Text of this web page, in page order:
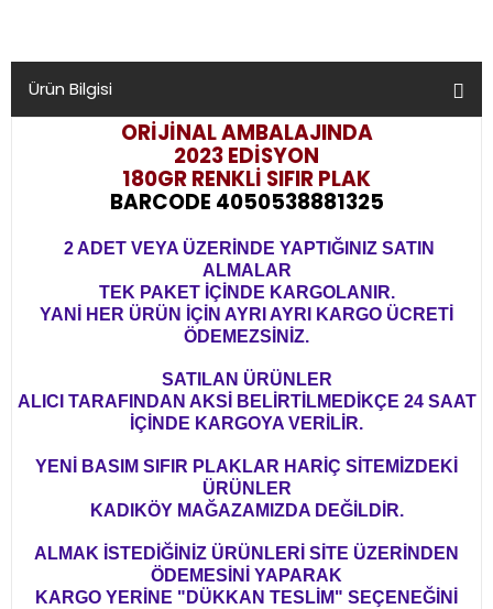
Ürün Bilgisi
ORİJİNAL AMBALAJINDA
2023 EDİSYON
180GR RENKLİ SIFIR PLAK
BARCODE 4050538881325
2 ADET VEYA ÜZERİNDE YAPTIĞINIZ SATIN
ALMALAR
TEK PAKET İÇİNDE KARGOLANIR.
YANİ HER ÜRÜN İÇİN AYRI AYRI KARGO ÜCRETİ
ÖDEMEZSİNİZ.
SATILAN ÜRÜNLER
ALICI TARAFINDAN AKSİ BELİRTİLMEDİKÇE 24 SAAT
İÇİNDE KARGOYA VERİLİR.
YENİ BASIM SIFIR PLAKLAR HARİÇ SİTEMİZDEKİ
ÜRÜNLER
KADIKÖY MAĞAZAMIZDA DEĞİLDİR.
ALMAK İSTEDİĞİNİZ ÜRÜNLERİ SİTE ÜZERİNDEN
ÖDEMESİNİ YAPARAK
KARGO YERİNE "DÜKKAN TESLİM" SEÇENEĞİNİ